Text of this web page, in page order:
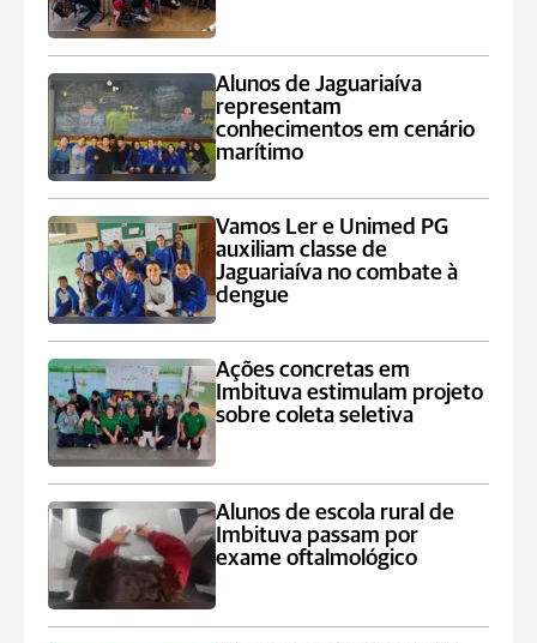
Alunos de Jaguariaíva
representam
conhecimentos em cenário
marítimo
Vamos Ler e Unimed PG
auxiliam classe de
Jaguariaíva no combate à
dengue
Ações concretas em
Imbituva estimulam projeto
sobre coleta seletiva
Alunos de escola rural de
Imbituva passam por
exame oftalmológico